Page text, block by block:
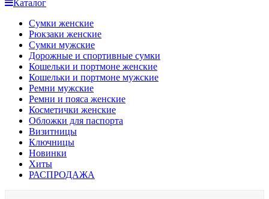
Каталог
Сумки женские
Рюкзаки женские
Сумки мужские
Дорожные и спортивные сумки
Кошельки и портмоне женские
Кошельки и портмоне мужские
Ремни мужские
Ремни и пояса женские
Косметички женские
Обложки для паспорта
Визитницы
Ключницы
Новинки
Хиты
РАСПРОДАЖА